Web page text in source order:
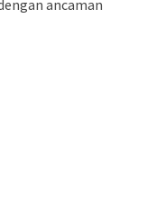
ancaman